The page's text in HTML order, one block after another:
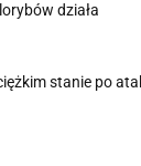
działa
stanie po